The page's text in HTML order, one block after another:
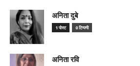
अनिता दुबे
1 पोस्ट 0 टिप्पणी
अनिता रवि